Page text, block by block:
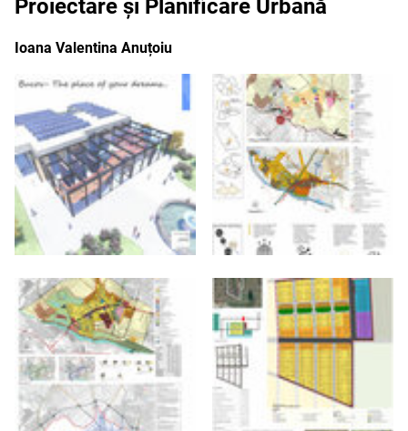
Proiectare și Planificare Urbană
Ioana Valentina Anuțoiu